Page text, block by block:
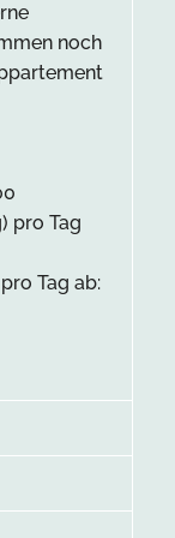
noch
pro Tag
Tag ab: